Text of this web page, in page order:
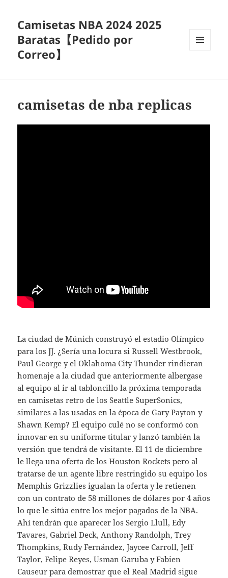
Camisetas NBA 2024 2025
Baratas【Pedido por
Correo】
camisetas de nba replicas
La ciudad de Múnich construyó el estadio Olímpico
para los JJ. ¿Sería una locura si Russell Westbrook,
Paul George y el Oklahoma City Thunder rindieran
homenaje a la ciudad que anteriormente albergase
al equipo al ir al tabloncillo la próxima temporada
en camisetas retro de los Seattle SuperSonics,
similares a las usadas en la época de Gary Payton y
Shawn Kemp? El equipo culé no se conformó con
innovar en su uniforme titular y lanzó también la
versión que tendrá de visitante. El 11 de diciembre
le llega una oferta de los Houston Rockets pero al
tratarse de un agente libre restringido su equipo los
Memphis Grizzlies igualan la oferta y le retienen
con un contrato de 58 millones de dólares por 4 años
lo que le sitúa entre los mejor pagados de la NBA.
Ahí tendrán que aparecer los Sergio Llull, Edy
Tavares, Gabriel Deck, Anthony Randolph, Trey
Thompkins, Rudy Fernández, Jaycee Carroll, Jeff
Taylor, Felipe Reyes, Usman Garuba y Fabien
Causeur para demostrar que el Real Madrid sigue